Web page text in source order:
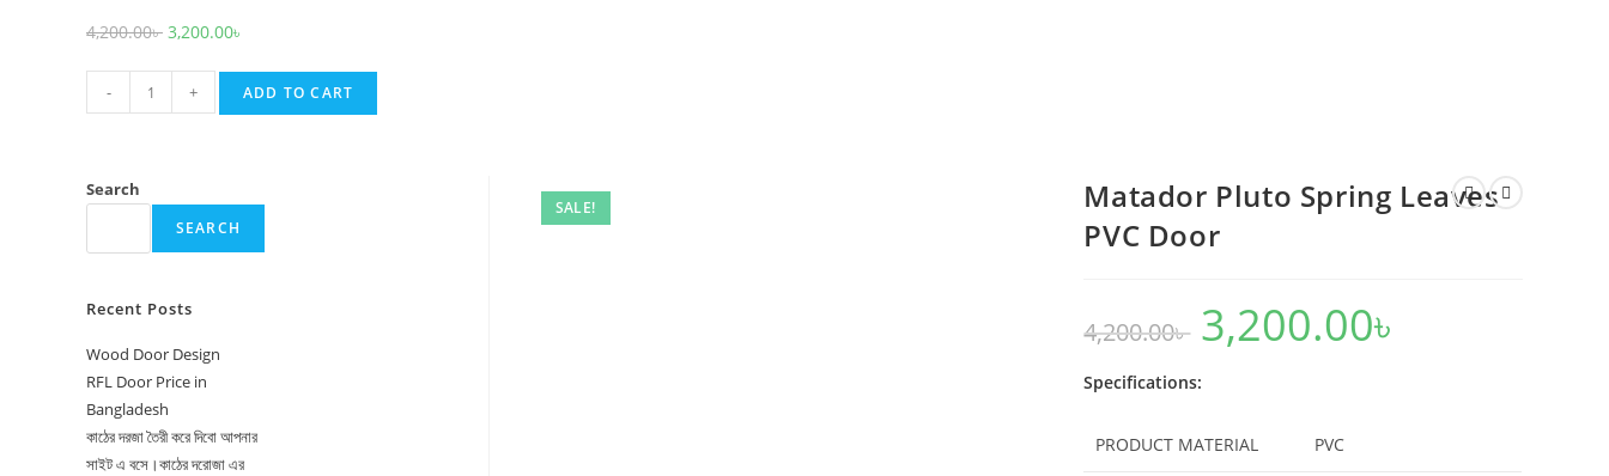
4,200.00৳ Original
was:
4,200.00৳ .
3,200.00৳
is:
3,200.00৳ .
Matador
Pluto
PVC
- + ADD TO CART
SALE!
Matador Pluto Spring Leaves
PVC Door
4,200.00৳
Original
price
was:
3,200.00৳
Specifications:
PRODUCT MATERIAL PVC
Search
SEARCH
Recent Posts
Wood Door Design
RFL Door Price in
Bangladesh
কাঠের দরজা তৈরী করে দিবো আপনার
সাইট এ বসে।কাঠের দরোজা এর